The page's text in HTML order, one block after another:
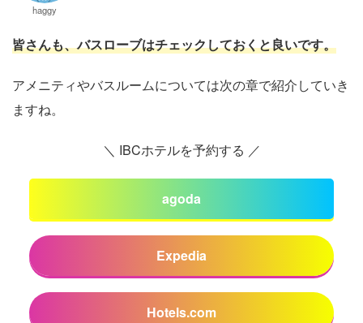
haggy
皆さんも、バスローブはチェックしておくと良いです。
アメニティやバスルームについては次の章で紹介していき
ますね。
＼ IBCホテルを予約する ／
agoda
Expedia
Hotels.com